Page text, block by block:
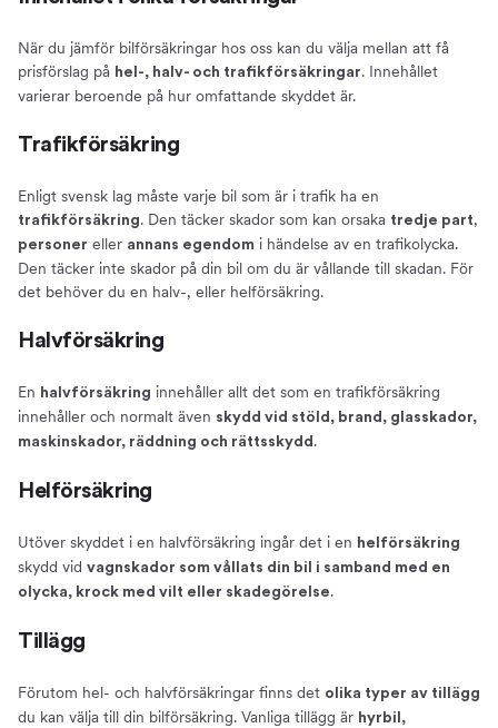
När du jämför bilförsäkringar hos oss kan du välja mellan att få
prisförslag på hel-, halv- och trafikförsäkringar. Innehållet
varierar beroende på hur omfattande skyddet är.
Trafikförsäkring
Enligt svensk lag måste varje bil som är i trafik ha en
trafikförsäkring. Den täcker skador som kan orsaka tredje part,
personer eller annans egendom i händelse av en trafikolycka.
Den täcker inte skador på din bil om du är vållande till skadan. För
det behöver du en halv-, eller helförsäkring.
Halvförsäkring
En halvförsäkring innehåller allt det som en trafikförsäkring
innehåller och normalt även skydd vid stöld, brand, glasskador,
maskinskador, räddning och rättsskydd .
Helförsäkring
Utöver skyddet i en halvförsäkring ingår det i en helförsäkring
skydd vid vagnskador som vållats din bil i samband med en
olycka, krock med vilt eller skadegörelse.
Tillägg
Förutom hel- och halvförsäkringar finns det olika typer av tillägg
du kan välja till din bilförsäkring. Vanliga tillägg är hyrbil,